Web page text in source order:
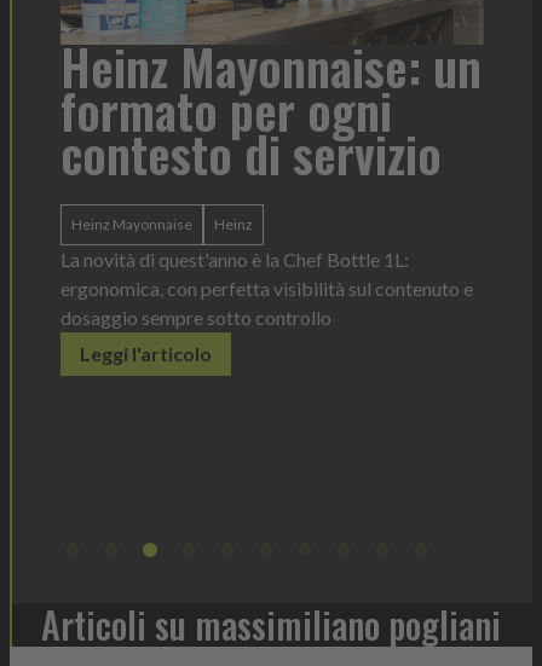
Heinz Mayonnaise: un
formato per ogni
contesto di servizio
Heinz Mayonnaise Heinz
La novità di quest'anno è la Chef Bottle 1L:
ergonomica, con perfetta visibilità sul contenuto e
dosaggio sempre sotto controllo
Leggi l'articolo
Articoli su massimiliano pogliani